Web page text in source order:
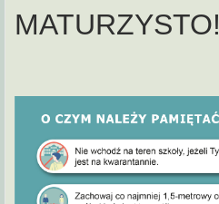
MATURZYSTO!